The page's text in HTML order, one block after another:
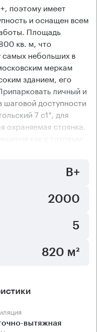
поэтому имеет
и оснащен всем
Площадь
кв. м, что
самых небольших в
меркам
зданием, его
личный и
доступности
7 с1", для
охраняемая стоянка.
как с готовым
(без
системе
вытяжной
За счет
разместить
с
B+
2000
5
820 м²
вытяжная